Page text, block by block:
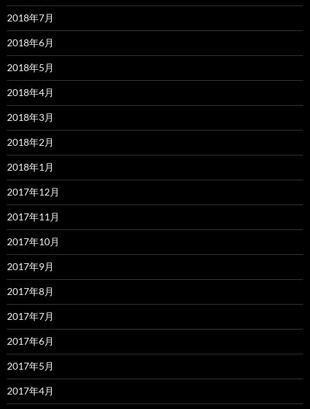
2018年7月
2018年6月
2018年5月
2018年4月
2018年3月
2018年2月
2018年1月
2017年12月
2017年11月
2017年10月
2017年9月
2017年8月
2017年7月
2017年6月
2017年5月
2017年4月